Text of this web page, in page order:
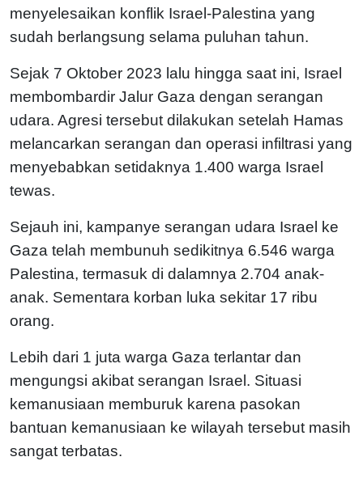
menyelesaikan konflik Israel-Palestina yang
sudah berlangsung selama puluhan tahun.
Sejak 7 Oktober 2023 lalu hingga saat ini, Israel
membombardir Jalur Gaza dengan serangan
udara. Agresi tersebut dilakukan setelah Hamas
melancarkan serangan dan operasi infiltrasi yang
menyebabkan setidaknya 1.400 warga Israel
tewas.
Sejauh ini, kampanye serangan udara Israel ke
Gaza telah membunuh sedikitnya 6.546 warga
Palestina, termasuk di dalamnya 2.704 anak-
anak. Sementara korban luka sekitar 17 ribu
orang.
Lebih dari 1 juta warga Gaza terlantar dan
mengungsi akibat serangan Israel. Situasi
kemanusiaan memburuk karena pasokan
bantuan kemanusiaan ke wilayah tersebut masih
sangat terbatas.